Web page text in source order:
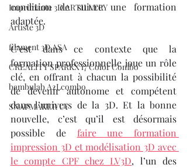
Imprimante 3D ARTILLERY
Artiste 3D
filament 3D ASA
CREALITY SPARKX i7 Color Combo
bambulab A2Lcombo
SNAPMAKER U1
condition de suivre une formation
adaptée.
C’est dans ce contexte que la
formation professionnelle joue un rôle
clé, en offrant à chacun la possibilité
de devenir autonome et compétent
dans l’univers de la 3D. Et la bonne
nouvelle, c’est qu’il est désormais
possible de faire une formation
impression 3D et modélisation 3D avec
le compte CPF chez LV3D, l’un des